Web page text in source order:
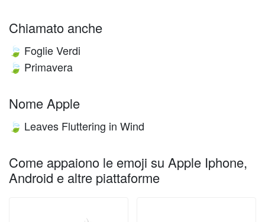
Chiamato anche
🍃 Foglie Verdi
🍃 Primavera
Nome Apple
🍃 Leaves Fluttering in Wind
Come appaiono le emoji su Apple Iphone,
Android e altre piattaforme